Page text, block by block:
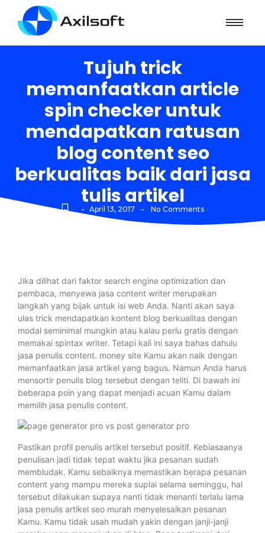
Tujuh trick
memanfaatkan article
spin checker untuk
mendapatkan ratusan
blog content seo
berkualitas baik dari jasa
tulis artikel
- April 13, 2017 - No Comments
Jika dilihat dari faktor search engine optimization dan
pembaca, menyewa jasa content writer merupakan
langkah yang bijak untuk isi web Anda. Nanti akan saya
ulas trick mendapatkan kontent blog berkualitas dengan
modal seminimal mungkin atau kalau perlu gratis dengan
memakai spintax writer. Tetapi kali ini saya bahas dahulu
jasa penulis content. money site Kamu akan naik dengan
memanfaatkan jasa artikel yang bagus. Namun Anda harus
mensortir penulis blog tersebut dengan teliti. Di bawah ini
beberapa poin yang dapat menjadi acuan Kamu dalam
memilih jasa penulis content.
Pastikan profil penulis artikel tersebut positif. Kebiasaanya
penulisan jadi tidak tepat waktu jika pesanan sudah
membludak. Kamu sebaiknya memastikan berapa pesanan
content yang mampu mereka suplai selama seminggu, hal
tersebut dilakukan supaya nanti tidak menanti terlalu lama
jasa penulis artikel seo murah menyelesaikan pesanan
Kamu. Kamu tidak usah mudah yakin dengan janji-janji